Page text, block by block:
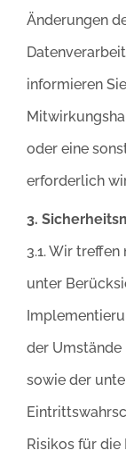
Änderungen
informieren
oder eine
erforderlich
3.
3.1. Wir treffen
unter
der Umstände
sowie der
Risikos für die